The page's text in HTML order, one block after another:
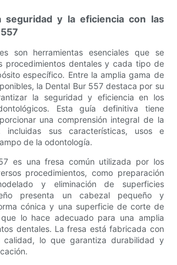
seguridad y la eficiencia con las
son herramientas esenciales que se
procedimientos dentales y cada tipo de
específico. Entre la amplia gama de
la Dental Bur 557 destaca por su
la seguridad y eficiencia en los
Esta guía definitiva tiene
una comprensión integral de la
incluidas sus características, usos e
de la odontología.
es una fresa común utilizada por los
procedimientos, como preparación
y eliminación de superficies
presenta un cabezal pequeño y
cónica y una superficie de corte de
lo hace adecuado para una amplia
dentales. La fresa está fabricada con
calidad, lo que garantiza durabilidad y